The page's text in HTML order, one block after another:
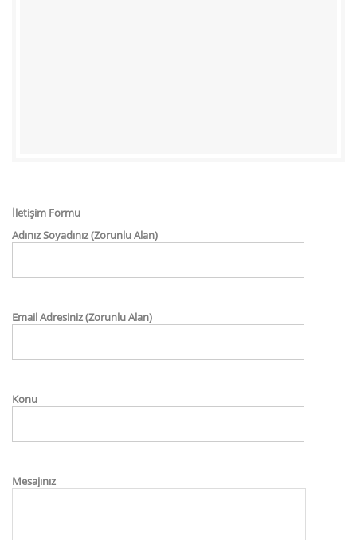
İletişim Formu
Adınız Soyadınız (Zorunlu Alan)
Email Adresiniz (Zorunlu Alan)
Konu
Mesajınız